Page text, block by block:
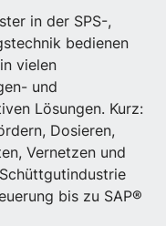
in der SPS-,
bedienen
vielen
und
Lösungen. Kurz:
Dosieren,
Vernetzen und
bis zu SAP®